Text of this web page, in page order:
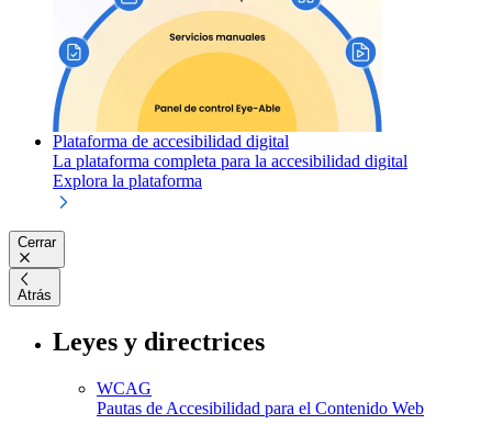
Plataforma de accesibilidad digital
La plataforma completa para la accesibilidad digital
Explora la plataforma
Cerrar
Atrás
Leyes y directrices
WCAG
Pautas de Accesibilidad para el Contenido Web